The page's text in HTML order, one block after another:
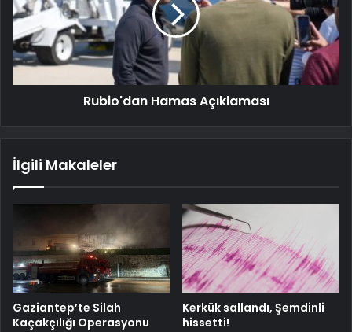
Rubio'dan Hamas Açıklaması
İlgili Makaleler
Gaziantep’te Silah
Kaçakçılığı Operasyonu
Kerkük sallandı, Şemdinli
hissetti!